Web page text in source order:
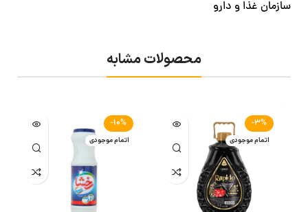
سازمان غذا و دارو
محصولات مشابه
-3%
اتمام موجودی
-10%
اتمام موجودی